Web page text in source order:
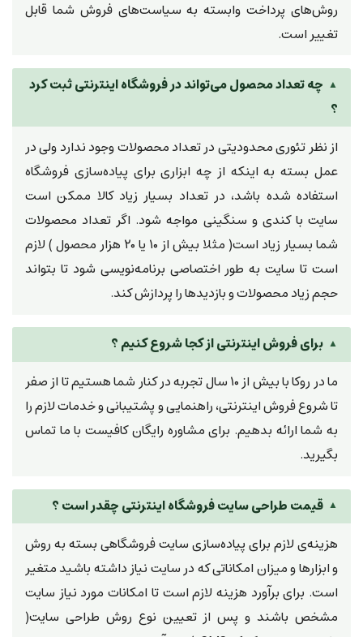
روش‌های پرداخت وابسته به سیاست‌های فروش شما قابل
تغییر است.
چه تعداد محصول می‌تواند در فروشگاه اینترنتی ثبت کرد
؟
از نظر تئوری محدودیتی در تعداد محصولات وجود ندارد ولی در
عمل بسته به اینکه از چه ابزاری برای پیاده‌سازی فروشگاه
استفاده شده باشد، در تعداد بسیار زیاد کالا ممکن است
سایت با کندی و سنگینی مواجه شود. اگر تعداد محصولات
شما بسیار زیاد است( مثلا بیش از ۱۰ یا ۲۰ هزار محصول ) لازم
است تا سایت به طور اختصاصی برنامه‌نویسی شود تا بتواند
حجم زیاد محصولات و بازدیدها را پردازش کند.
برای فروش اینترنتی از کجا شروع کنیم ؟
ما در روکا با بیش از ۱۰ سال تجربه در کنار شما هستیم تا از صفر
تا شروع فروش اینترنتی، راهنمایی و پشتیبانی و خدمات لازم را
به شما ارائه بدهیم. برای مشاوره رایگان کافیست با ما تماس
بگیرید.
قیمت طراحی سایت فروشگاه اینترنتی چقدر است ؟
هزینه‌ی لازم برای پیاده‌سازی سایت فروشگاهی بسته به روش
و ابزارها و میزان امکاناتی که در سایت نیاز داشته باشید متغیر
است. برای برآورد هزینه لازم است تا امکانات مورد نیاز سایت
مشخص باشند و پس از تعیین نوع روش طراحی سایت(